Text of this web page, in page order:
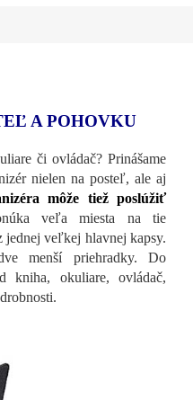
A POHOVKU
či ovládač? Prinášame
nielen na posteľ, ale aj
môže tiež poslúžiť
veľa miesta na tie
jednej veľkej hlavnej kapsy.
menší priehradky. Do
kniha, okuliare, ovládač,